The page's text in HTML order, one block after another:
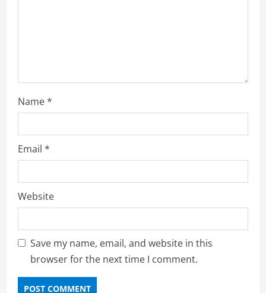
Name*
Email *
Website
Save my name, email, and website in this
browser for the next time I comment.